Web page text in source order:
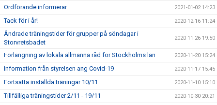
Ordförande informerar 2021-01-02 14:23
Tack för i år! 2020-12-16 11:24
Ändrade träningstider för grupper på söndagar i
Storvretsbadet
2020-11-26 19:50
Förlängning av lokala allmänna råd för Stockholms län 2020-11-20 15:24
Information från styrelsen ang Covid-19 2020-11-17 15:45
Fortsatta inställda träningar 10/11 2020-11-10 15:10
Tillfälliga träningstider 2/11 - 19/11 2020-10-30 20:21